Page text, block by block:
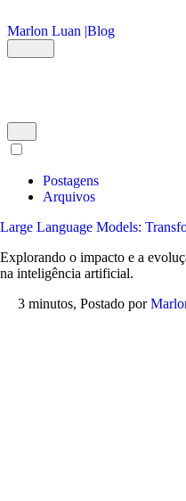
Marlon Luan |Blog
Postagens
Arquivos
Large Language Models:
Explorando o impacto e a
na inteligência artificial.
3 minutos, Postado por